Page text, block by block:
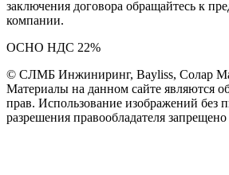
заключения договора обращайтесь к
компании.
ОСНО НДС 22%
© СЛМБ Инжиниринг, Bayliss, Солар
Материалы на данном сайте являются
прав. Использование изображений без
разрешения правообладателя запрещено